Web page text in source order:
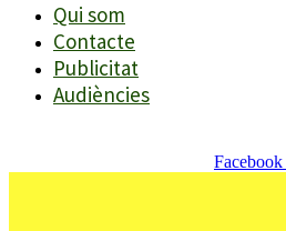
Qui som
Contacte
Publicitat
Audiències
Facebook